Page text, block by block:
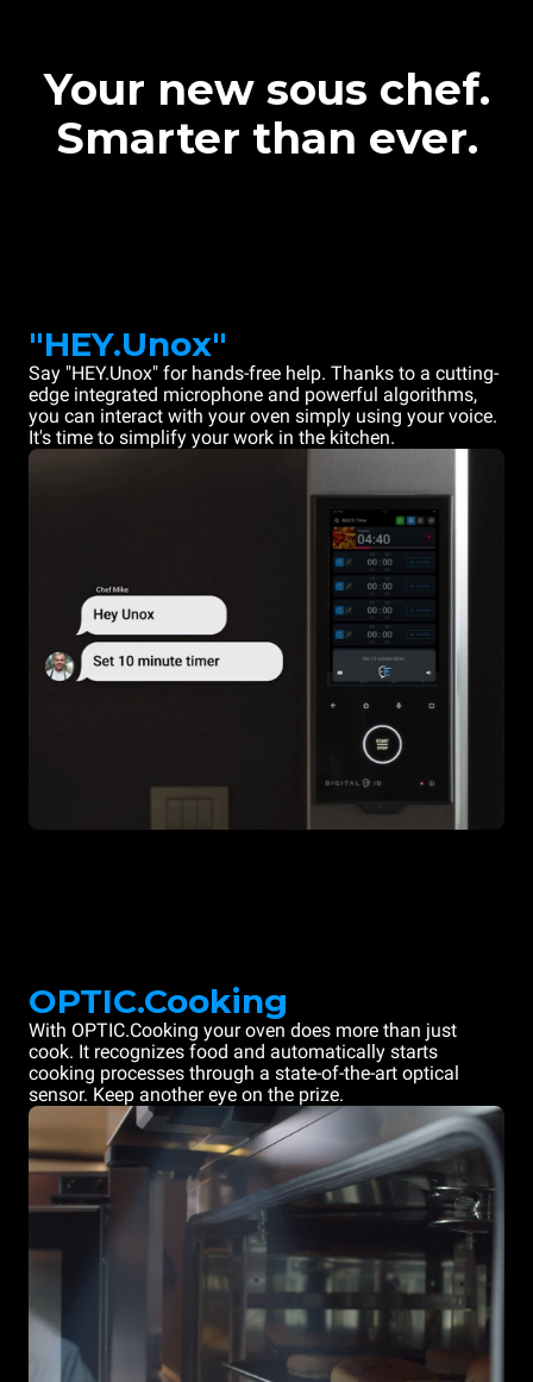
Your new sous chef.
Smarter than ever.
"HEY.Unox"
Say "HEY.Unox" for hands-free help. Thanks to a cutting-
edge integrated microphone and powerful algorithms,
you can interact with your oven simply using your voice.
It's time to simplify your work in the kitchen.
OPTIC.Cooking
With OPTIC.Cooking your oven does more than just
cook. It recognizes food and automatically starts
cooking processes through a state-of-the-art optical
sensor. Keep another eye on the prize.